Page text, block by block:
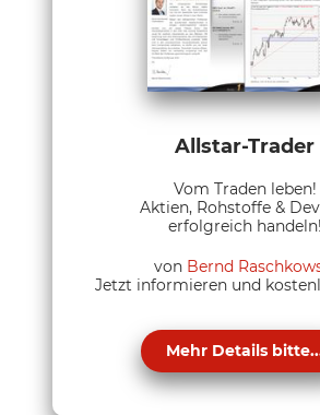
Allstar-Trader
Vom Traden leben!
Aktien, Rohstoffe &
erfolgreich handeln!
von Bernd
Jetzt informieren und
Mehr Details